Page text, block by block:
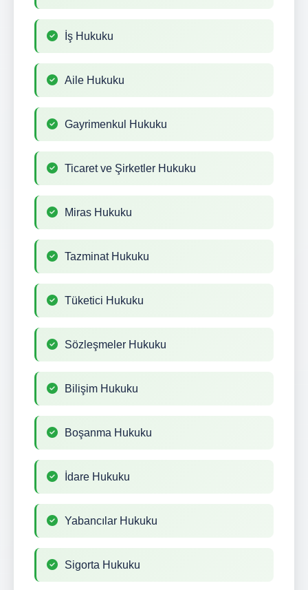
İş Hukuku
Aile Hukuku
Gayrimenkul Hukuku
Ticaret ve Şirketler Hukuku
Miras Hukuku
Tazminat Hukuku
Tüketici Hukuku
Sözleşmeler Hukuku
Bilişim Hukuku
Boşanma Hukuku
İdare Hukuku
Yabancılar Hukuku
Sigorta Hukuku